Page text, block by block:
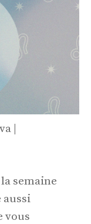
|
semaine
aussi
vous